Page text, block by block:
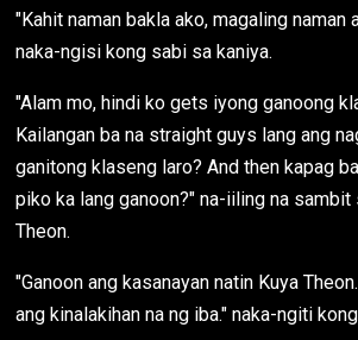
"Kahit naman bakla ako, magaling naman
naka-ngisi kong sabi sa kaniya.
"Alam mo, hindi ko gets iyong ganoong
Kailangan ba na straight guys lang ang
ganitong klaseng laro? And then kapag
piko ka lang ganoon?" na-iiling na sambit
Theon.
"Ganoon ang kasanayan natin Kuya
ang kinalakihan na ng iba." naka-ngiti